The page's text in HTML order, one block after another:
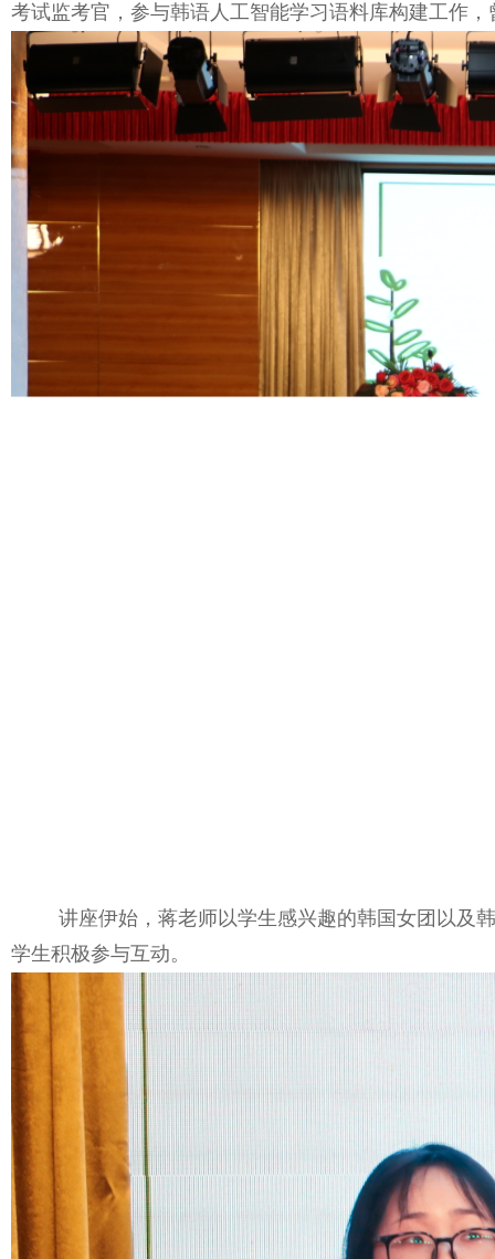
考试监考官，参与韩语人工智能学习语料库构建工作
讲座伊始，蒋老师以学生感兴趣的韩国女团以及
学生积极参与互动。